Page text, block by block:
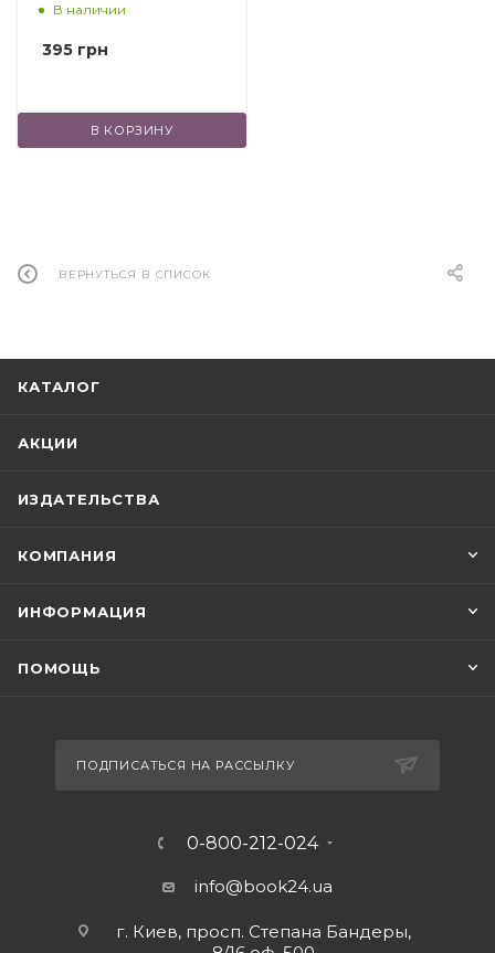
В наличии
395 грн
В КОРЗИНУ
ВЕРНУТЬСЯ В СПИСОК
КАТАЛОГ
АКЦИИ
ИЗДАТЕЛЬСТВА
КОМПАНИЯ
ИНФОРМАЦИЯ
ПОМОЩЬ
ПОДПИСАТЬСЯ НА РАССЫЛКУ
0-800-212-024
info@book24.ua
г. Киев, просп. Степана Бандеры,